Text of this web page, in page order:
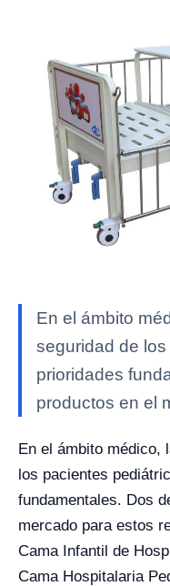
En el ámbito
seguridad de
prioridades
productos en el
En el ámbito médico,
los pacientes
fundamentales. Dos
mercado para estos
Cama Infantil de
Cama Hospitalaria